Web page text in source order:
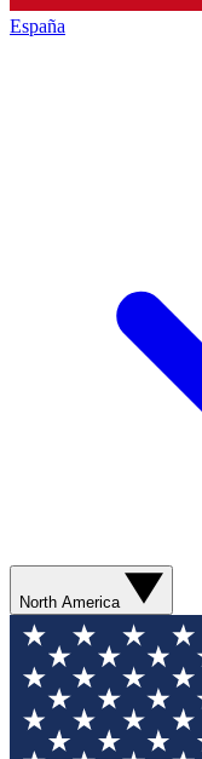
España
North America